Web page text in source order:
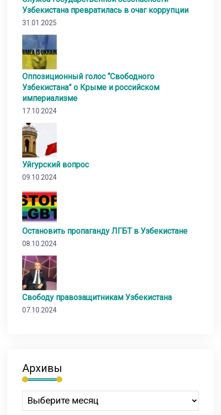
Узбекистана превратилась в очаг коррупции
31.01.2025
Оппозиционный голос “Свободного
Узбекистана” о Крыме и российском
империализме
17.10.2024
Уйгурский вопрос
09.10.2024
Остановить пропаганду ЛГБТ в Узбекистане
08.10.2024
Свободу правозащитникам Узбекистана
07.10.2024
Архивы